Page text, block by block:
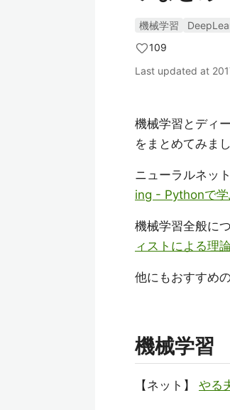
機械学習
109
Last updated at
機械学習とディ
をまとめてみまし
ニューラルネッ
ing - Pythonで学
機械学習全般に
ィストによる理
他にもおすすめ
機械学習
【ネット】 やる